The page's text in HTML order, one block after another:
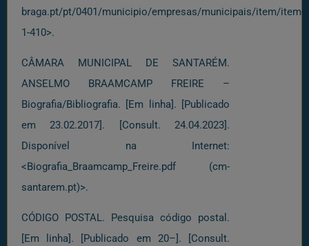
braga.pt/pt/0401/municipio/empresas/municipais/item/item-
1-410>.
CÂMARA MUNICIPAL DE SANTARÉM.
ANSELMO BRAAMCAMP FREIRE –
Biografia/Bibliografia. [Em linha]. [Publicado
em 23.02.2017]. [Consult. 24.04.2023].
Disponível na Internet:
<Biografia_Braamcamp_Freire.pdf (cm-
santarem.pt)>.
CÓDIGO POSTAL. Pesquisa código postal.
[Em linha]. [Publicado em 20–]. [Consult.